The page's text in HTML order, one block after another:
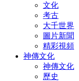
文化
考古
大千世界
圖片新聞
精彩視頻
神傳文化
神傳文化
歷史